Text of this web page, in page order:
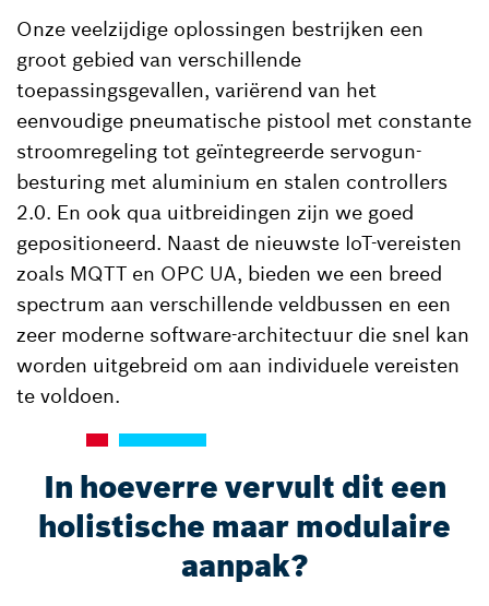
Onze veelzijdige oplossingen bestrijken een
groot gebied van verschillende
toepassingsgevallen, variërend van het
eenvoudige pneumatische pistool met constante
stroomregeling tot geïntegreerde servogun-
besturing met aluminium en stalen controllers
2.0. En ook qua uitbreidingen zijn we goed
gepositioneerd. Naast de nieuwste IoT-vereisten
zoals MQTT en OPC UA, bieden we een breed
spectrum aan verschillende veldbussen en een
zeer moderne software-architectuur die snel kan
worden uitgebreid om aan individuele vereisten
te voldoen.
In hoeverre vervult dit een
holistische maar modulaire
aanpak?